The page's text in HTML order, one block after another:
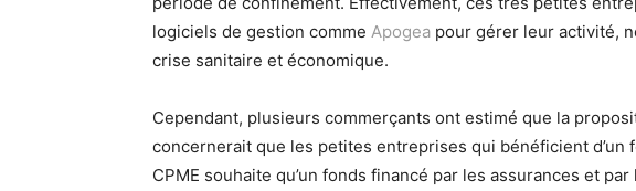
logiciels de gestion comme Apogea pour gérer leur activité,
crise sanitaire et économique.
Cependant, plusieurs commerçants ont estimé que la
concernerait que les petites entreprises qui bénéficient d’un
CPME souhaite qu’un fonds financé par les assurances et